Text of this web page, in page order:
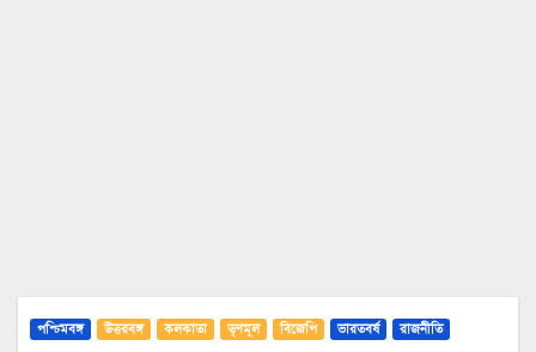
পশ্চিমবঙ্গ উত্তরবঙ্গ কলকাতা তৃণমূল বিজেপি ভারতবর্ষ রাজনীতি